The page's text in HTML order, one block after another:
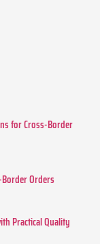
for Cross-Border
Orders
Practical Quality